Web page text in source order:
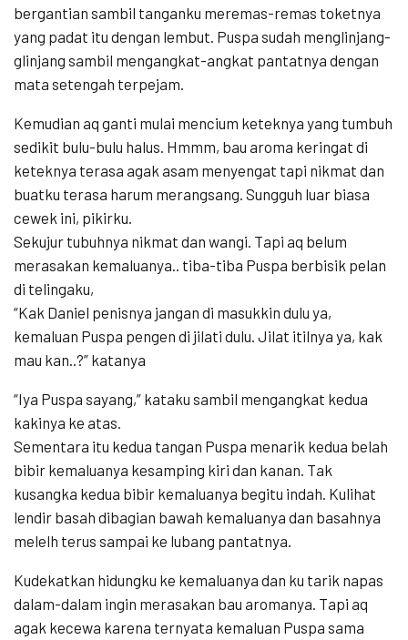
bergantian sambil tanganku meremas-remas toketnya
yang padat itu dengan lembut. Puspa sudah menglinjang-
glinjang sambil mengangkat-angkat pantatnya dengan
mata setengah terpejam.
Kemudian aq ganti mulai mencium keteknya yang tumbuh
sedikit bulu-bulu halus. Hmmm, bau aroma keringat di
keteknya terasa agak asam menyengat tapi nikmat dan
buatku terasa harum merangsang. Sungguh luar biasa
cewek ini, pikirku.
Sekujur tubuhnya nikmat dan wangi. Tapi aq belum
merasakan kemaluanya.. tiba-tiba Puspa berbisik pelan
di telingaku,
“Kak Daniel penisnya jangan di masukkin dulu ya,
kemaluan Puspa pengen di jilati dulu. Jilat itilnya ya, kak
mau kan..?” katanya
“Iya Puspa sayang,” kataku sambil mengangkat kedua
kakinya ke atas.
Sementara itu kedua tangan Puspa menarik kedua belah
bibir kemaluanya kesamping kiri dan kanan. Tak
kusangka kedua bibir kemaluanya begitu indah. Kulihat
lendir basah dibagian bawah kemaluanya dan basahnya
melelh terus sampai ke lubang pantatnya.
Kudekatkan hidungku ke kemaluanya dan ku tarik napas
dalam-dalam ingin merasakan bau aromanya. Tapi aq
agak kecewa karena ternyata kemaluan Puspa sama